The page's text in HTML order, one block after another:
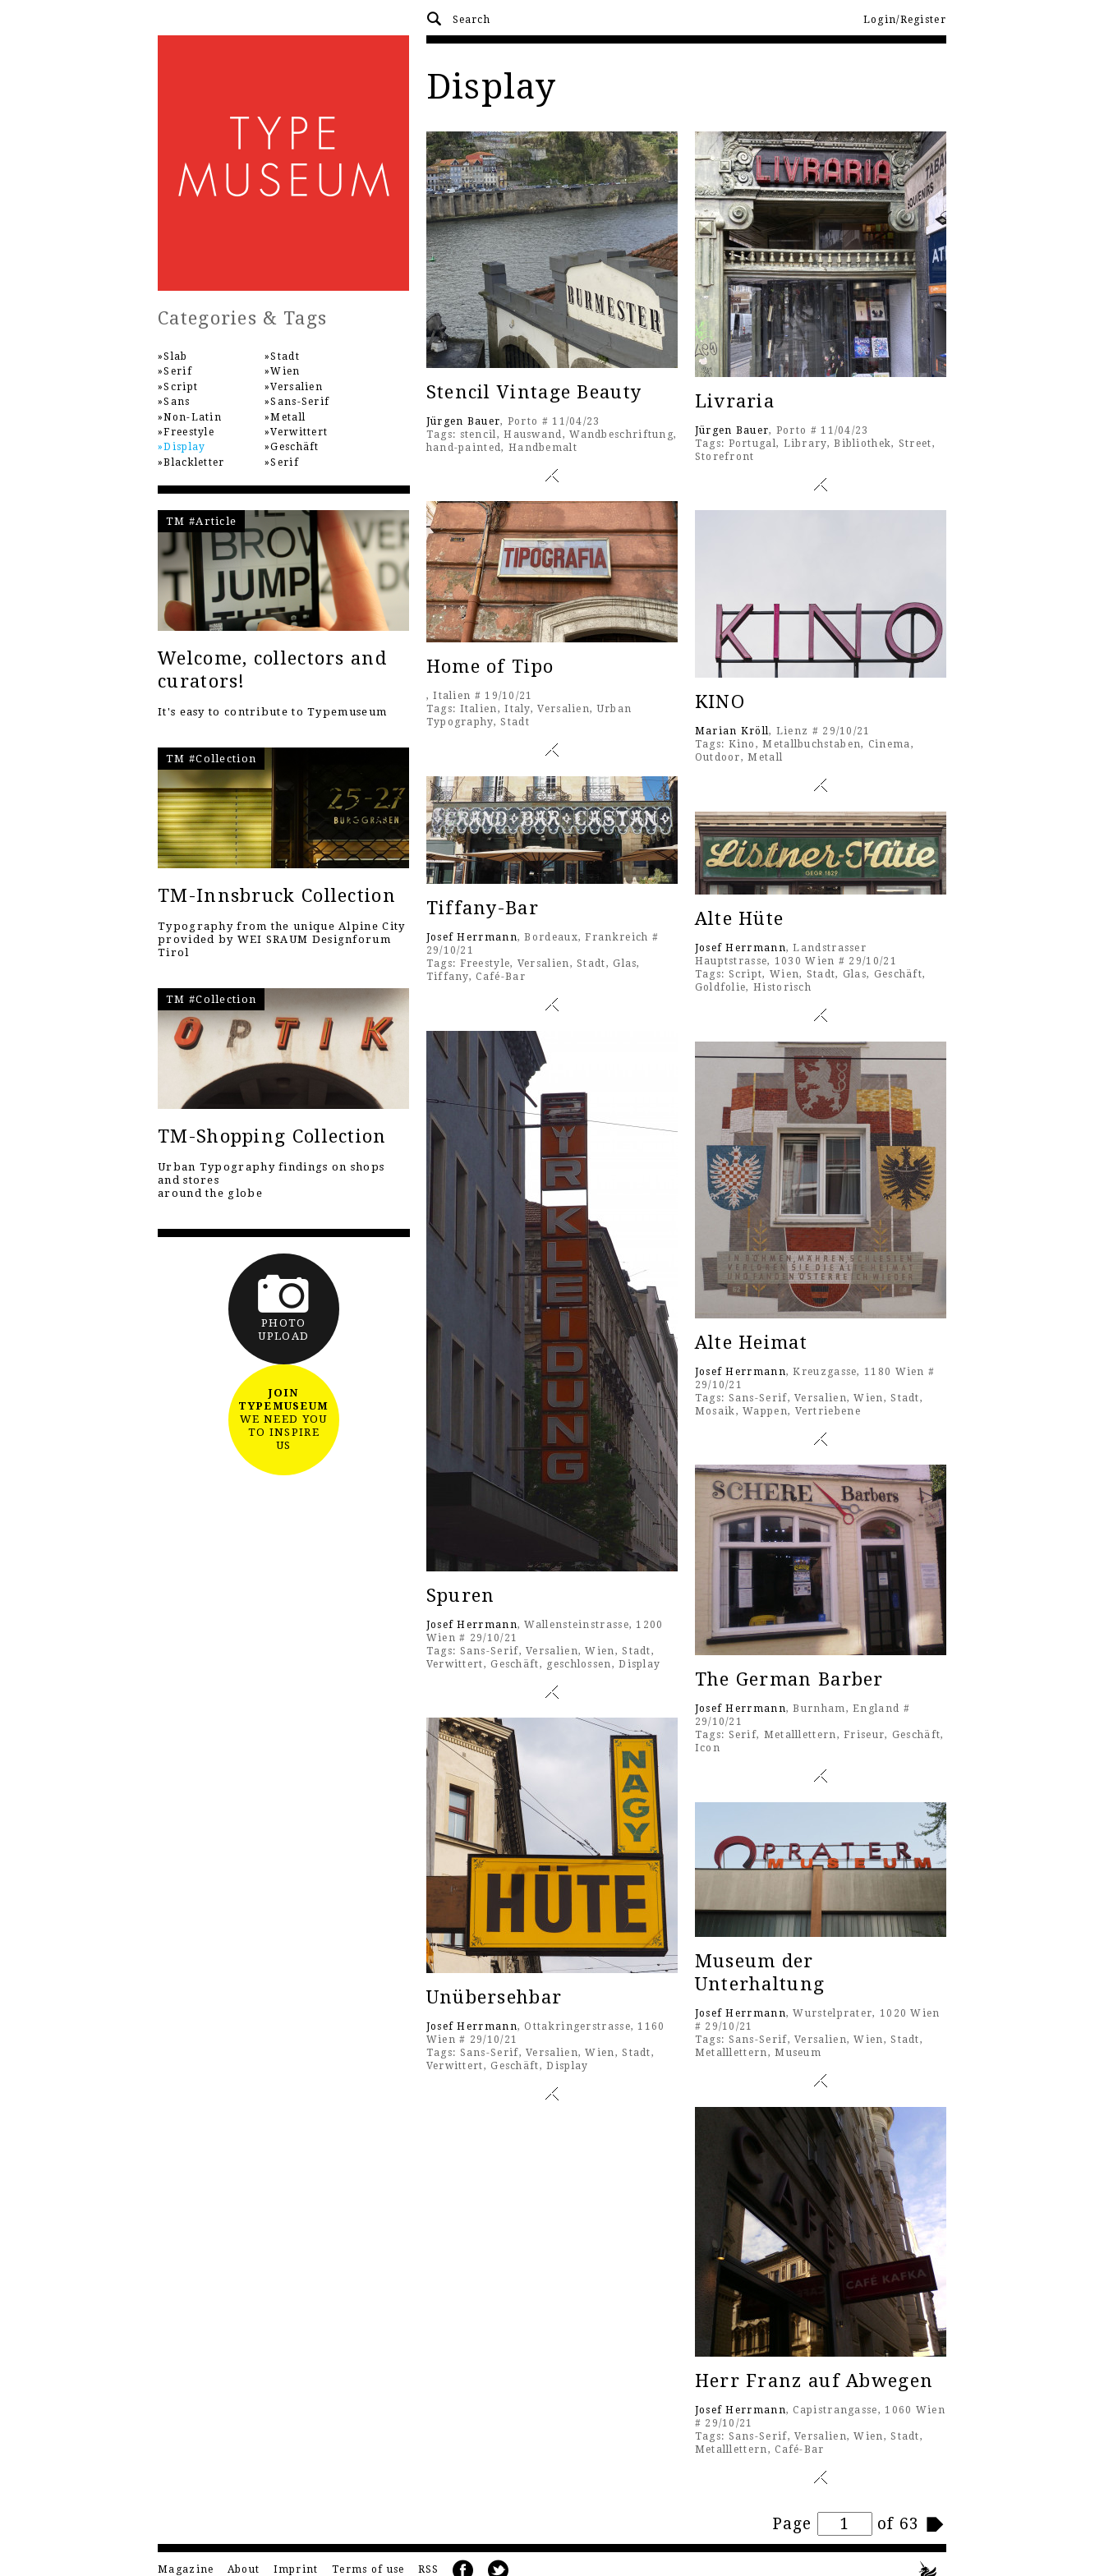
Login/Register
Display
Stencil Vintage Beauty
Jürgen Bauer, Porto # 11/04/23
Tags: stencil,Hauswand,Wandbeschriftung,
hand-painted, Handbemalt
Livraria
Jürgen Bauer, Porto # 11/04/23
Tags: Portugal, Library,Bibliothek, Street,
Storefront
Home of Tipo
, Italien # 19/10/21
Tags: Italien,Italy,Versalien,Urban
Typography,Stadt
KINO
Marian Kröll, Lienz # 29/10/21
Tags: Kino ,Metallbuchstaben, Cinema,
Outdoor,Metall
Tiffany-Bar
Josef Herrmann, Bordeaux, Frankreich #
29/10/21
Tags: Freestyle, Versalien,Stadt,Glas,
Tiffany, Café-Bar
Alte Hüte
Josef Herrmann, Landstrasser
Hauptstrasse, 1030 Wien # 29/10/21
Tags: Script, Wien, Stadt, Glas, Geschäft,
Goldfolie, Historisch
Spuren
Josef Herrmann, Wallensteinstrasse, 1200
Wien # 29/10/21
Tags: Sans-Serif,Versalien,Wien,Stadt,
Verwittert,Geschäft, geschlossen,Display
Alte Heimat
Josef Herrmann, Kreuzgasse, 1180 Wien #
29/10/21
Tags: Sans-Serif,Versalien,Wien,Stadt,
Mosaik,Wappen, Vertriebene
The German Barber
Josef Herrmann, Burnham, England #
29/10/21
Tags: Serif, Metalllettern,Friseur, Geschäft,
Icon
Unübersehbar
Josef Herrmann, Ottakringerstrasse, 1160
Wien # 29/10/21
Tags: Sans-Serif,Versalien,Wien,Stadt,
Verwittert,Geschäft,Display
Museum der
Unterhaltung
Josef Herrmann, Wurstelprater, 1020 Wien
# 29/10/21
Tags: Sans-Serif,Versalien,Wien,Stadt,
Metalllettern,Museum
Herr Franz auf Abwegen
Josef Herrmann, Capistrangasse, 1060 Wien
# 29/10/21
Tags: Sans-Serif,Versalien,Wien,Stadt,
Metalllettern, Café-Bar
Page of 63
Categories & Tags
Slab
Serif
Script
Sans
Non-Latin
Freestyle
Display
Blackletter
Stadt
Wien
Versalien
Sans-Serif
Metall
Verwittert
Geschäft
Serif
TM #Article
Welcome, collectors and
curators!
It's easy to contribute to Typemuseum
TM #Collection
TM-Innsbruck Collection
Typography from the unique Alpine City
provided by WEI SRAUM Designforum
Tirol
TM #Collection
TM-Shopping Collection
Urban Typography findings on shops
and stores
around the globe
PHOTO
UPLOAD
JOIN
TYPEMUSEUM
WE NEED YOU
TO INSPIRE
US
Magazine About Imprint Terms of use RSS